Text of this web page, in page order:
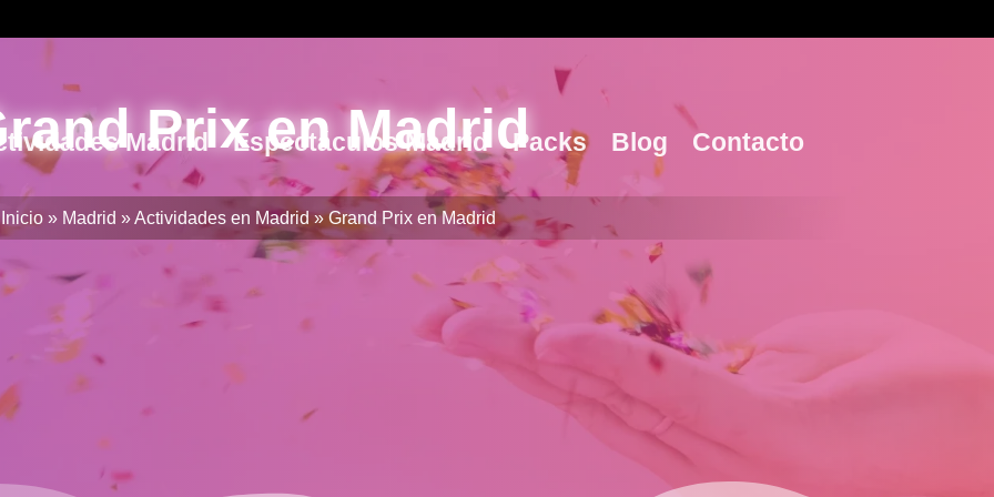
Madrid Espectáculos Madrid Packs Blog Contacto
Prix en Madrid
Inicio » Madrid »Actividades en Madrid»Grand Prix en Madrid